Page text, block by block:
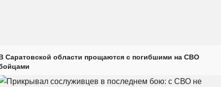
Саратовской области прощаются с погибшими на СВО